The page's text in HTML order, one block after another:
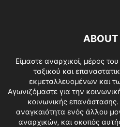
ABOUT
Είμαστε αναρχικοί, μέρος
ταξικού και
εκμεταλλευομένων και
Αγωνιζόμαστε για την
κοινωνικής
αναγκαιότητα ενός άλλου
αναρχικών, και σκοπός